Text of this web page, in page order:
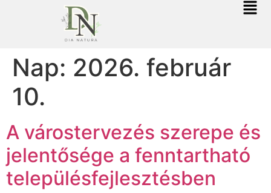
Nap: 2026. február
10.
A várostervezés szerepe és
jelentősége a fenntartható
településfejlesztésben